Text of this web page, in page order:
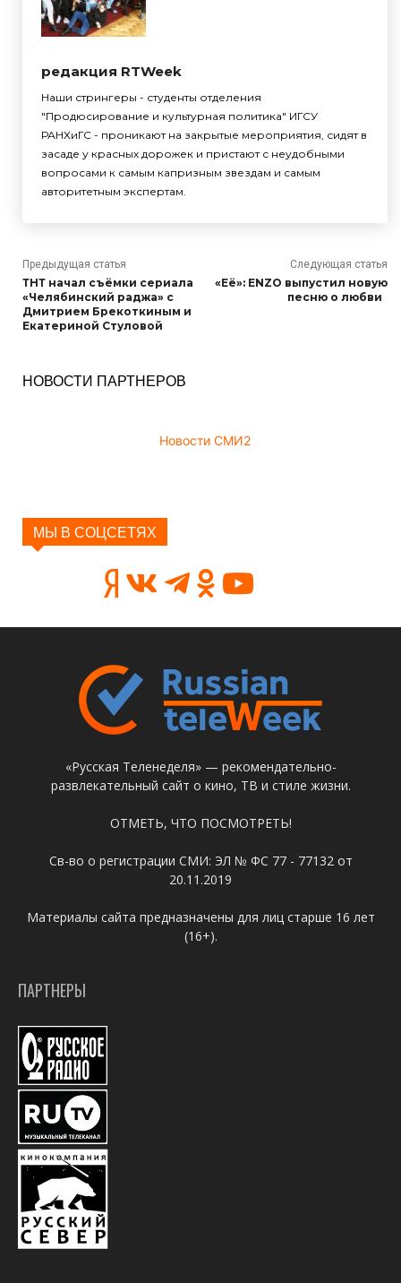
редакция RTWeek
Наши стрингеры - студенты отделения
"Продюсирование и культурная политика" ИГСУ
РАНХиГС - проникают на закрытые мероприятия, сидят в
засаде у красных дорожек и пристают с неудобными
вопросами к самым капризным звездам и самым
авторитетным экспертам.
Предыдущая статья
ТНТ начал съёмки сериала
«Челябинский раджа» с
Дмитрием Брекоткиным и
Екатериной Стуловой
Следующая статья
«Её»: ENZO выпустил новую
песню о любви
НОВОСТИ ПАРТНЕРОВ
Новости СМИ2
МЫ В СОЦСЕТЯХ
«Русская Теленеделя» — рекомендательно-
развлекательный сайт о кино, ТВ и стиле жизни.
ОТМЕТЬ, ЧТО ПОСМОТРЕТЬ!
Св-во о регистрации СМИ: ЭЛ № ФС 77 - 77132 от
20.11.2019
Материалы сайта предназначены для лиц старше 16 лет
(16+).
ПАРТНЕРЫ